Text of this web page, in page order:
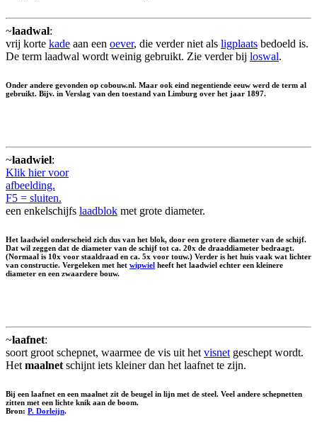
~laadwal:
vrij korte kade aan een oever, die verder niet als ligplaats bedoeld is.
De term laadwal wordt weinig gebruikt. Zie verder bij loswal.
Onder andere gevonden op cobouw.nl. Maar ook eind negentiende eeuw werd de term al
gebruikt. Bijv. in Verslag van den toestand van Limburg over het jaar 1897.
~laadwiel:
Klik hier voor
afbeelding.
F5 = sluiten.
een enkelschijfs laadblok met grote diameter.
Het laadwiel onderscheid zich dus van het blok, door een grotere diameter van de schijf.
Dat wil zeggen dat de diameter van de schijf tot ca. 20x de draaddiameter bedraagt.
(Normaal is 10x voor staaldraad en ca. 5x voor touw.) Verder is het huis vaak wat lichter
van constructie. Vergeleken met het wipwiel heeft het laadwiel echter een kleinere
diameter en een zwaardere bouw.
~laafnet:
soort groot schepnet, waarmee de vis uit het visnet geschept wordt.
Het maalnet schijnt iets kleiner dan het laafnet te zijn.
Bij een laafnet en een maalnet zit de beugel in lijn met de steel. Veel andere schepnetten
zitten met een lichte knik aan de boom.
Bron: P. Dorleijn.